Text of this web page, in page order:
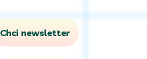
Chci newsletter